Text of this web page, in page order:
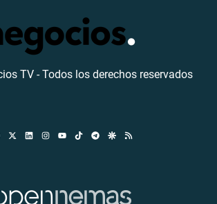
TV - Todos los derechos reservados
FacebookLinkedinInstagramTikTokTelegramGoogle Discover